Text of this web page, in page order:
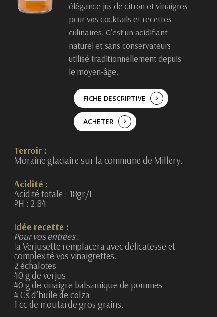
élégance jus de citron et vinaigres
pour vos cocktails et recettes
culinaires. C’est un acidifiant
naturel et sans conservateurs
utilisé traditionnellement depuis
le moyen-âge.
FICHE DESCRIPTIVE
ACHETER
Terroir :
Moraine glaciaire sur la commune de Millery.
Acidité :
Acidité totale : 18gr/L
PH : 2.84
Idée recette :
Pour vos entrées :
la Verjusette remplacera avec délicatesse et
complexité vos vinaigrettes.
2 échalotes
40 g de verjus
40 g de vinaigre balsamique de pommes
4 Cs d’huile de colza
1 cc de moutarde gros grains.